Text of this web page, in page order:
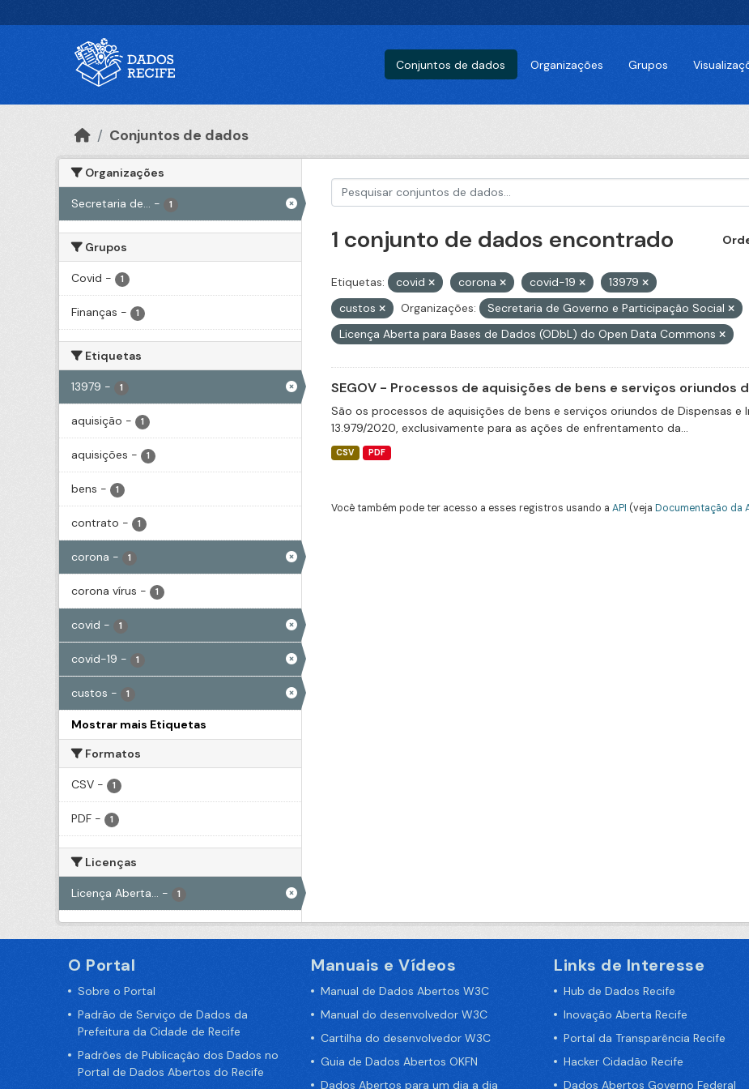
Conjuntos de dados Organizações Grupos
Conjuntos de dados
Organizações
Secretaria de... - 1
Grupos
Covid - 1
Finanças - 1
Etiquetas
13979 - 1
aquisição - 1
aquisições - 1
bens - 1
contrato - 1
corona - 1
corona vírus - 1
covid - 1
covid-19 - 1
custos - 1
Mostrar mais Etiquetas
Formatos
CSV - 1
PDF - 1
Licenças
Licença Aberta... - 1
1 conjunto de dados encontrado
Etiquetas: covid corona covid-19
13979
custos
Organizações: Secretaria de Governo e Participação Social
Licença Aberta para Bases de Dados (ODbL) do Open Data Commons
SEGOV - Processos de aquisições de bens e serviços oriundos
São os processos de aquisições de bens e serviços oriundos de Dispensas e
13.979/2020, exclusivamente para as ações de enfrentamento da...
CSV PDF
Você também pode ter acesso a esses registros usando a API (veja Documentação da
O Portal
Sobre o Portal
Padrão de Serviço de Dados da
Prefeitura da Cidade de Recife
Padrões de Publicação dos Dados no
Portal de Dados Abertos do Recife
Manuais e Vídeos
Manual de Dados Abertos W3C
Manual do desenvolvedor W3C
Cartilha do desenvolvedor W3C
Guia de Dados Abertos OKFN
Dados Abertos para um dia a dia
Links de Interesse
Hub de Dados Recife
Inovação Aberta Recife
Portal da Transparência Recife
Hacker Cidadão Recife
Dados Abertos Governo Federal